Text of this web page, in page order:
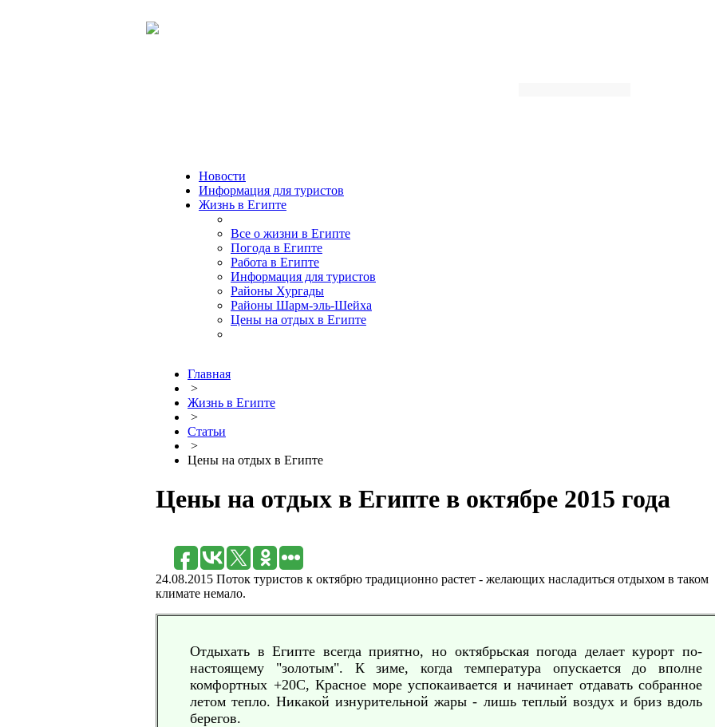
Новости
Информация для туристов
Жизнь в Египте
Все о жизни в Египте
Погода в Египте
Работа в Египте
Информация для туристов
Районы Хургады
Районы Шарм-эль-Шейха
Цены на отдых в Египте
Главная
>
Жизнь в Египте
>
Статьи
>
Цены на отдых в Египте
Цены на отдых в Египте в октябре 2015 года
24.08.2015 Поток туристов к октябрю традиционно растет - желающих насладиться отдыхом в таком
климате немало.
Отдыхать в Египте всегда приятно, но октябрьская погода делает курорт по-
настоящему "золотым". К зиме, когда температура опускается до вполне
комфортных +20C, Красное море успокаивается и начинает отдавать собранное
летом тепло. Никакой изнурительной жары - лишь теплый воздух и бриз вдоль
берегов.